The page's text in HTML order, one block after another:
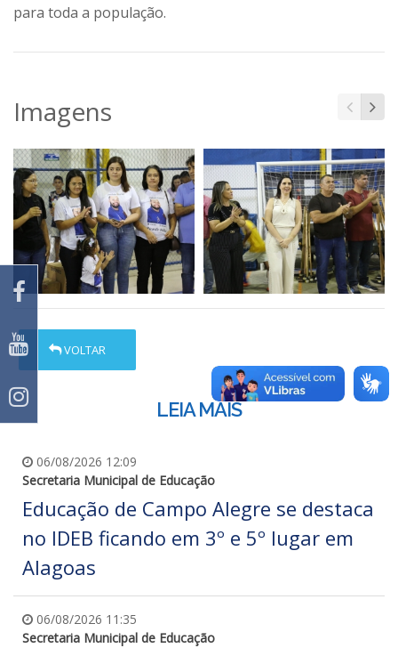
para toda a população.
Imagens
VOLTAR
LEIA MAIS
06/08/2026 12:09
Secretaria Municipal de Educação
Educação de Campo Alegre se destaca
no IDEB ficando em 3º e 5º lugar em
Alagoas
06/08/2026 11:35
Secretaria Municipal de Educação